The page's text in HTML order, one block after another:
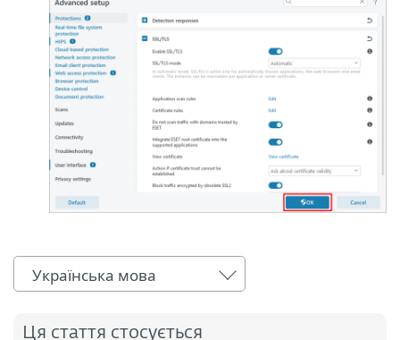
Українська мова
Ця стаття стосується